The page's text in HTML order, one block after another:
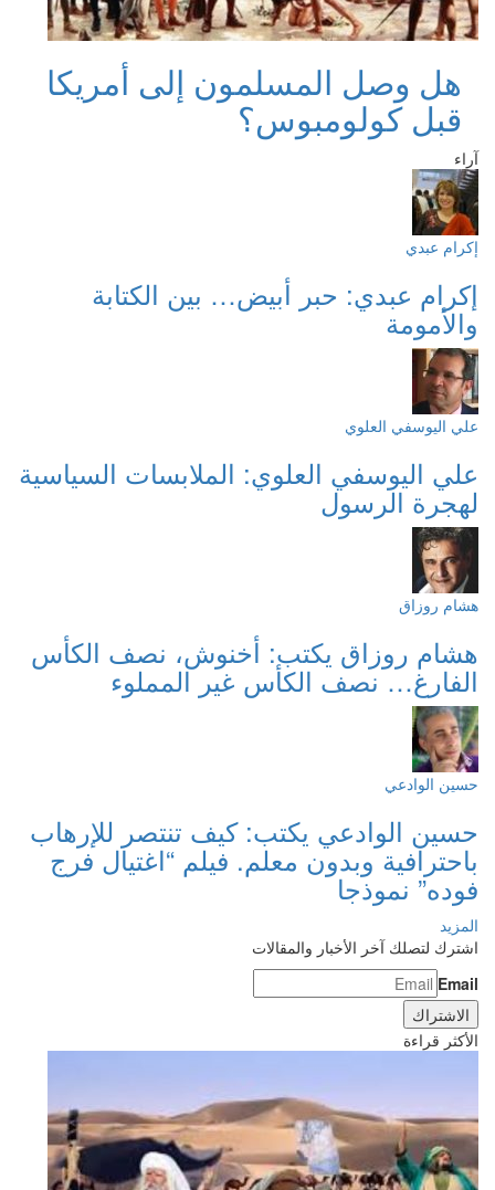
هل وصل المسلمون إلى أمريكا
قبل كولومبوس؟
آراء
إكرام عبدي
إكرام عبدي: حبر أبيض… بين الكتابة
والأمومة
علي اليوسفي العلوي
علي اليوسفي العلوي: الملابسات السياسية
لهجرة الرسول
هشام روزاق
هشام روزاق يكتب: أخنوش، نصف الكأس
الفارغ… نصف الكأس غير المملوء
حسين الوادعي
حسين الوادعي يكتب: كيف تنتصر للإرهاب
باحترافية وبدون معلم. فيلم “اغتيال فرج
فوده” نموذجا
المزيد
اشترك لتصلك آخر الأخبار والمقالات
Email
الأكثر قراءة